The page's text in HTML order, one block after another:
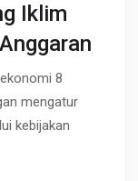
Iklim
8
mengatur
kebijakan